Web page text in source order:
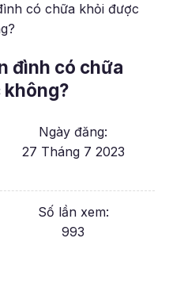
có chữa khỏi được
đình có chữa
Ngày đăng:
27 Tháng 7 2023
Số lần xem:
993